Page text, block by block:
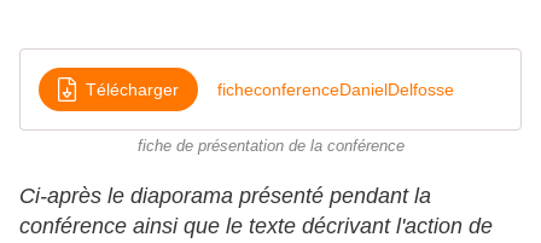
Télécharger ficheconferenceDanielDelfosse
fiche de présentation de la conférence
Ci-après le diaporama présenté pendant la
conférence ainsi que le texte décrivant l'action de